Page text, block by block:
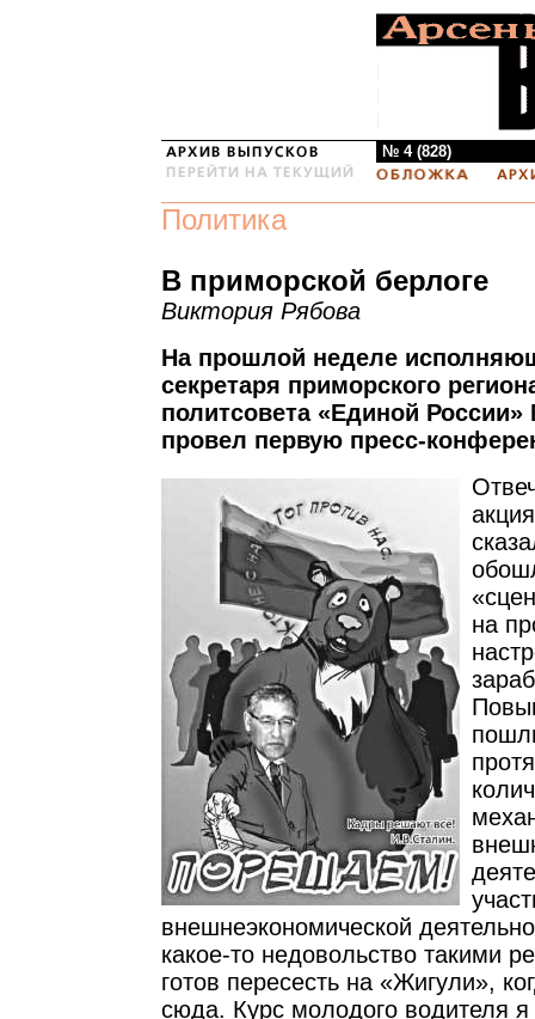
№ 4 (828)
Политика
В приморской берлоге
Виктория Рябова
На прошлой неделе
секретаря приморского
политсовета «Единой
провел первую пресс-
на
внешнеэкономической
какое-то недовольство такими
готов пересесть на «Жигули»,
сюда. Курс молодого водителя